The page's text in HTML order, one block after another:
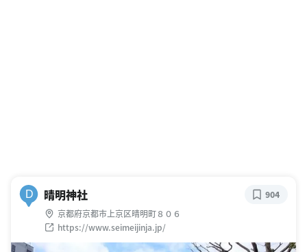
D 晴明神社
京都府京都市上京区晴明町８０６
https://www.seimeijinja.jp/
904